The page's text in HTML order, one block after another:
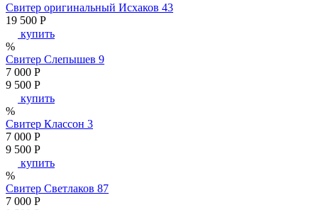
Свитер оригинальный Исхаков 43
19 500 P
купить
%
Свитер Слепышев 9
7 000 P
9 500 P
купить
%
Свитер Классон 3
7 000 P
9 500 P
купить
%
Свитер Светлаков 87
7 000 P